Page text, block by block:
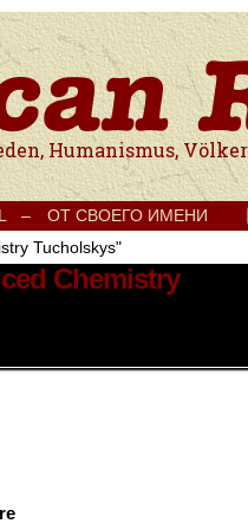
Völkerverständigung und
– ОТ СВОЕГО ИМЕНИ
Tucholskys"
Chemistry